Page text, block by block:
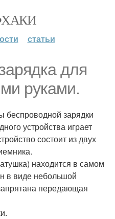
статьи
для
руками.
беспроводной зарядки
устройства играет
состоит из двух
находится в самом
в виде небольшой
передающая